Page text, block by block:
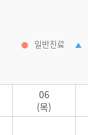
일반진료
06
(목)